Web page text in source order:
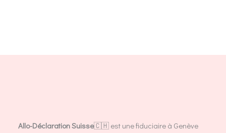
Allo-Déclaration Suisse🇨🇭 est une fiduciaire à Genève